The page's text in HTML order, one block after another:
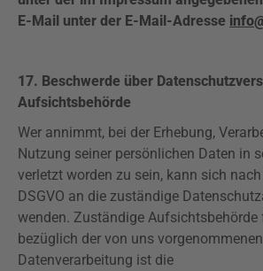
E-Mail unter der E-Mail-Adresse
17. Beschwerde über
Aufsichtsbehörde
Wer annimmt, bei der Erhebung,
Nutzung seiner persönlichen Daten in
verletzt worden zu sein, kann sich nach
DSGVO an die zuständige
wenden. Zuständige Aufsichtsbehörde
bezüglich der von uns vorgenommenen
Datenverarbeitung ist die